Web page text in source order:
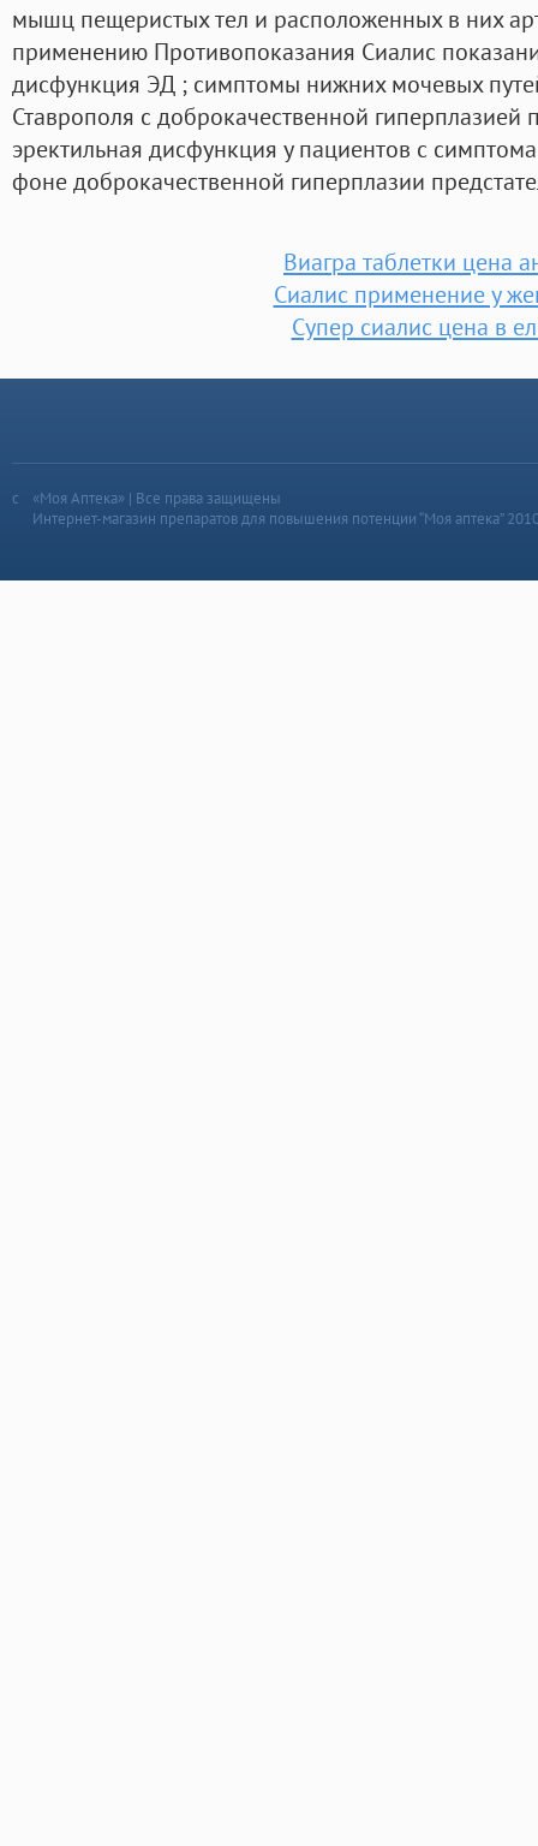
мышц пещеристых тел и расположенных в них
применению Противопоказания Сиалис
дисфункция ЭД ; симптомы нижних мочевых
Ставрополя с доброкачественной гиперплазией
эректильная дисфункция у пациентов с
фоне доброкачественной гиперплазии
Виагра таблетки цена
Сиалис применение у
Супер сиалис цена в
«Моя Аптека» | Все права защищены
Интернет-магазин препаратов для повышения потенции “Моя аптека”